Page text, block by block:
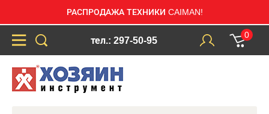
РАСПРОДАЖА ТЕХНИКИ CAIMAN!
тел.: 297-50-95
0